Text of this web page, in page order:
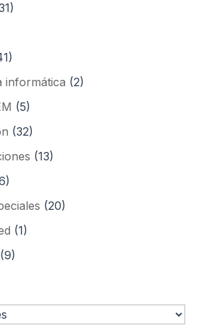
informática (2)
(5)
(32)
(13)
(20)
(1)
(9)